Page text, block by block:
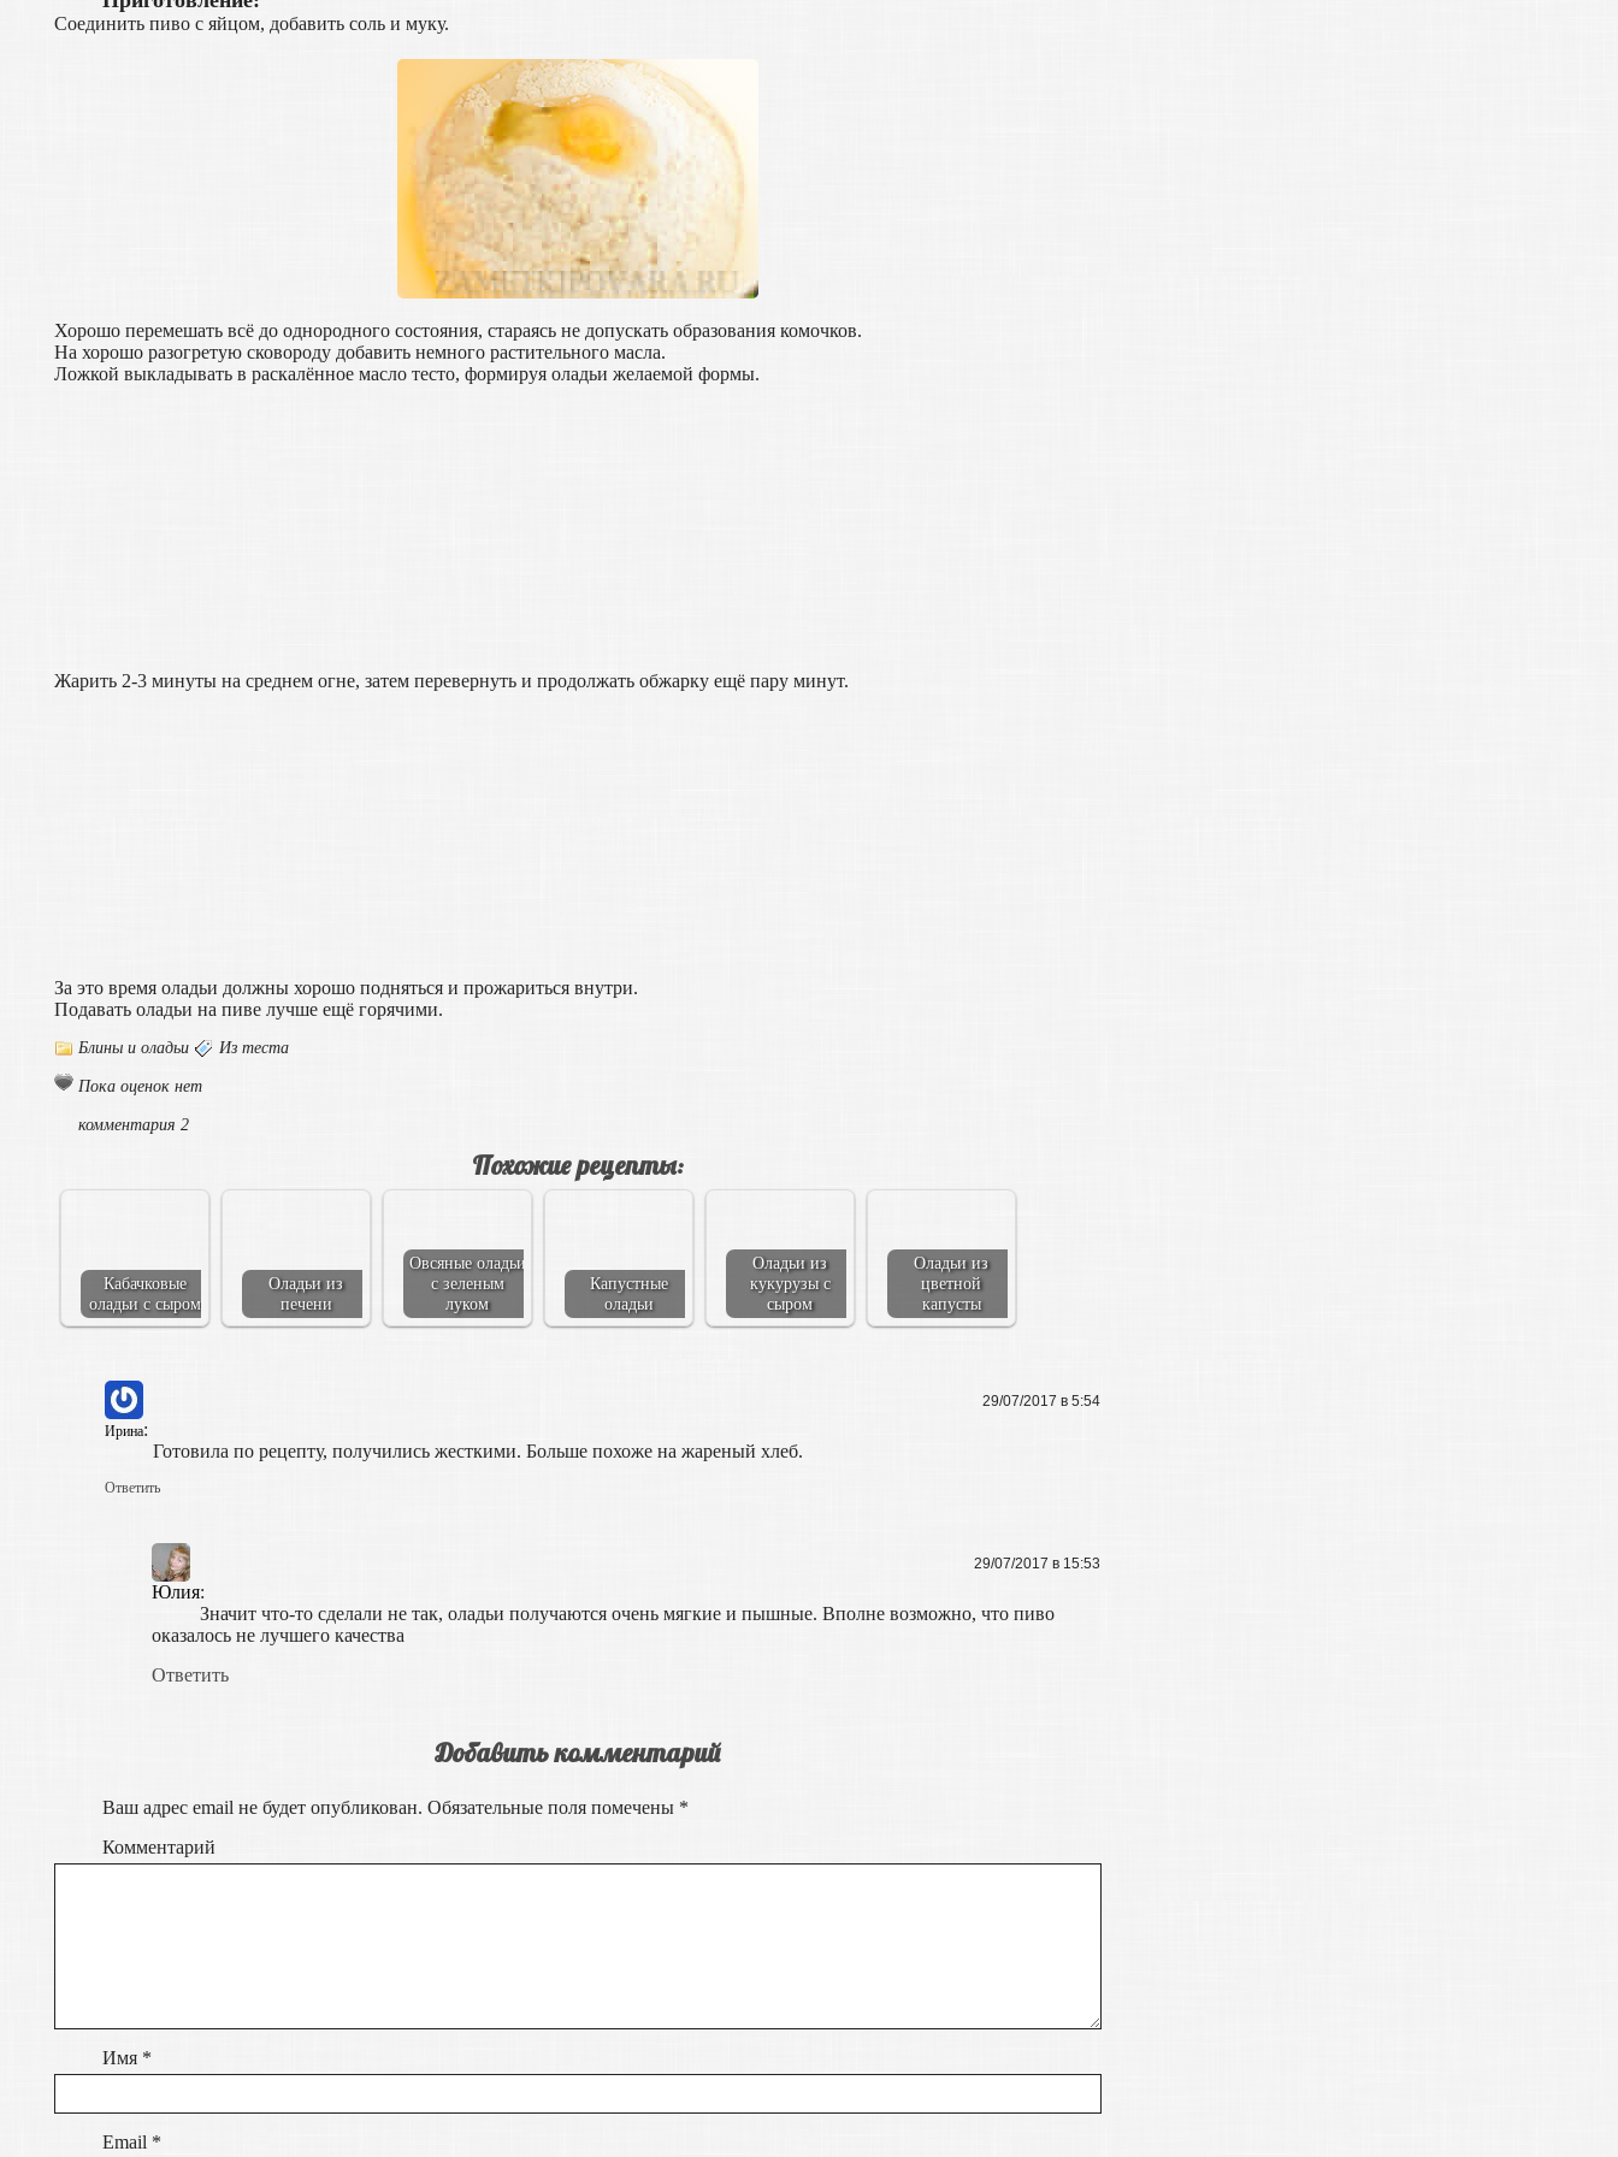
Соединить пиво с яйцом, добавить соль и муку.
Хорошо перемешать всё до однородного состояния, стараясь не допускать образования комочков.
На хорошо разогретую сковороду добавить немного растительного масла.
Ложкой выкладывать в раскалённое масло тесто, формируя оладьи желаемой формы.
Жарить 2-3 минуты на среднем огне, затем перевернуть и продолжать обжарку ещё пару минут.
За это время оладьи должны хорошо подняться и прожариться внутри.
Подавать оладьи на пиве лучше ещё горячими.
Блины и оладьи Из теста
Пока оценок нет
комментария 2
Похожие рецепты:
Кабачковые
оладьи с сыром
Оладьи из
печени
Овсяные оладьи
с зеленым
луком
Капустные
оладьи
Оладьи из
кукурузы с
сыром
Оладьи из
цветной
капусты
Ирина:
29/07/2017 в 5:54
Готовила по рецепту, получились жесткими. Больше похоже на жареный хлеб.
Ответить
Юлия:
29/07/2017 в 15:53
Значит что-то сделали не так, оладьи получаются очень мягкие и пышные. Вполне возможно, что пиво
оказалось не лучшего качества
Ответить
Добавить комментарий
Ваш адрес email не будет опубликован. Обязательные поля помечены *
Комментарий
Имя *
Email *